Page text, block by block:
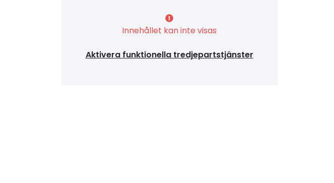
Innehållet kan inte visas
Aktivera funktionella tredjepartstjänster